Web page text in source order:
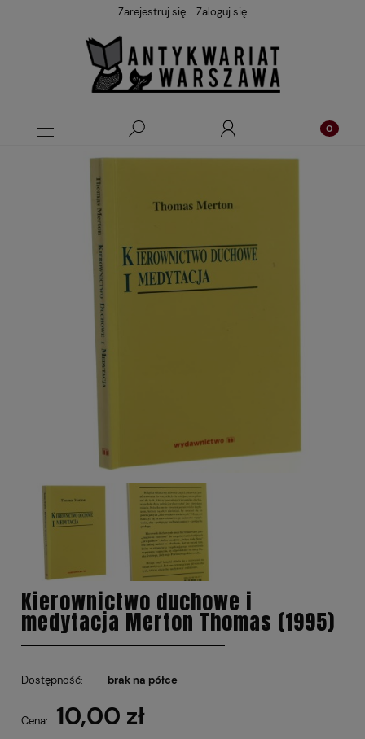
Zarejestruj się Zaloguj się
Kierownictwo duchowe i
medytacja Merton Thomas (1995)
Dostępność: brak na półce
Cena: 10,00 zł